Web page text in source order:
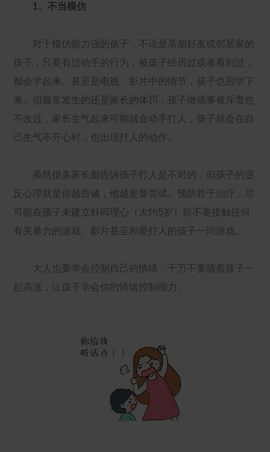
1、不当模仿
对于模仿能力强的孩子，不论是亲朋好友或邻居家的
孩子，只要有过动手的行为，被孩子经历过或者看到过，
都会学起来。甚至是电视、影片中的情节，孩子也照学下
来。但最常发生的还是家长的体罚，孩子做错事被斥责也
不改过，家长生气起来可能就会动手打人，孩子就会在自
己生气不开心时，也出现打人的动作。
虽然很多家长都告诉孩子打人是不对的，但孩子的逆
反心理就是你越告诫，他越是要尝试。预防胜于治疗，尽
可能在孩子未建立好同理心（大约5岁）前不要接触任何
有关暴力的游戏、影片甚至和爱打人的孩子一同游戏。
大人也要学会控制自己的情绪，千万不要随着孩子一
起高涨，让孩子学会你的情绪控制能力。